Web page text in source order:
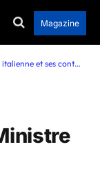
Magazine
politiques du mois.